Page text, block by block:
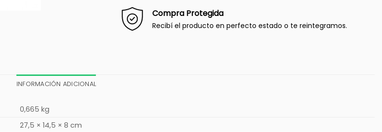
Compra Protegida
Recibí el producto en perfecto estado o te reintegramos.
INFORMACIÓN ADICIONAL
0,665 kg
27,5 × 14,5 × 8 cm